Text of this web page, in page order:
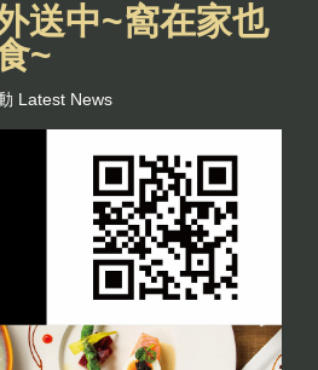
送中~窩在家也
~
Latest News